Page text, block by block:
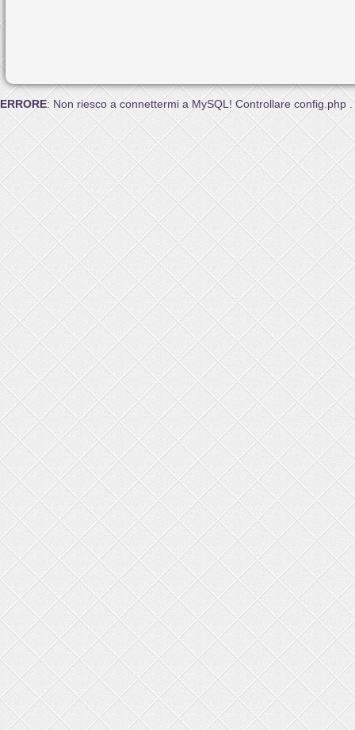
ERRORE: Non riesco a connettermi a MySQL! Controllare config.php .